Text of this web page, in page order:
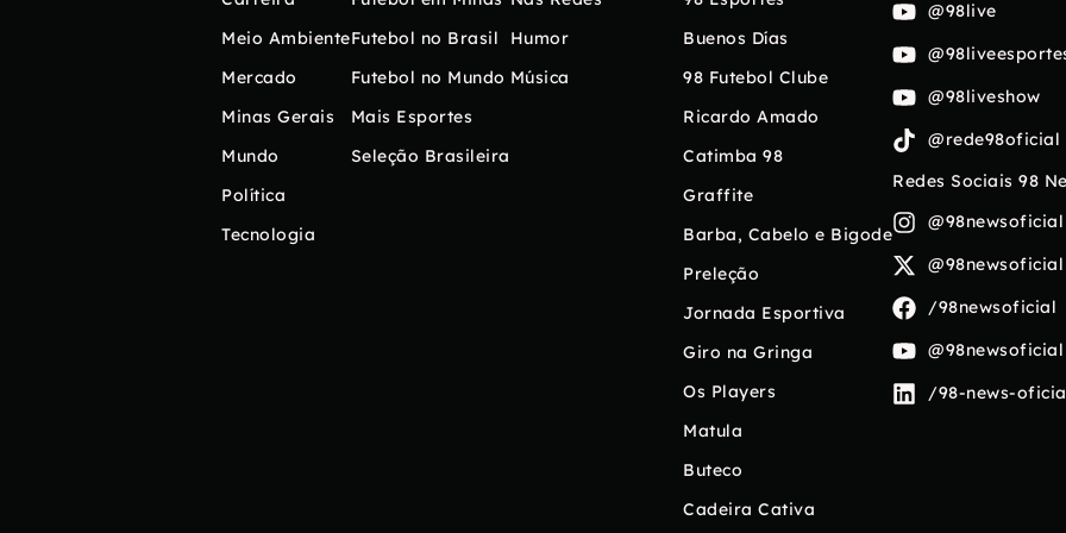
Meio Ambiente
Mercado
Minas Gerais
Mundo
Política
Tecnologia
Futebol no Brasil
Futebol no Mundo
Mais Esportes
Seleção Brasileira
Humor
Música
Buenos Días
98 Futebol Clube
Ricardo Amado
Catimba 98
Graffite
Barba, Cabelo e Bigode
Preleção
Jornada Esportiva
Giro na Gringa
Os Players
Matula
Buteco
Cadeira Cativa
@98live
@98liveshow
@rede98oficial
Redes Sociais 98
@98newsoficial
@98newsoficial
/98newsoficial
@98newsoficial
/98-news-